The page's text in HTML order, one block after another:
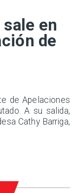
en
de
de Apelaciones
A su salida,
Cathy Barriga,